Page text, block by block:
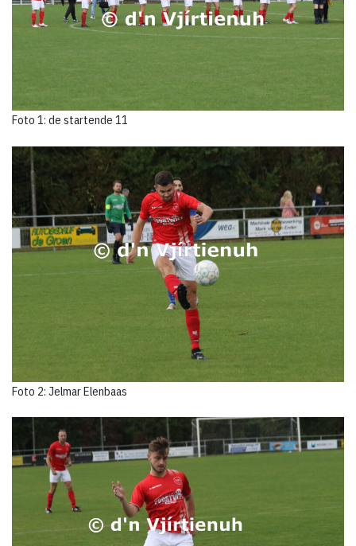
Foto 1: de startende 11
Foto 2: Jelmar Elenbaas